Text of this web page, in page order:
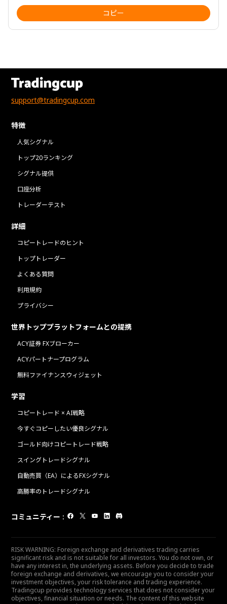
コピー
support@tradingcup.com
特徴
人気シグナル
トップ20ランキング
シグナル提供
口座分析
トレーダーテスト
詳細
コピートレードのヒント
トップトレーダー
よくある質問
利用規約
プライバシー
世界トッププラットフォームとの提携
ACY証券 FXブローカー
ACYパートナープログラム
無料ファイナンスウィジェット
学習
コピートレード × AI戦略
今すぐコピーしたい優良シグナル
ゴールド向けコピートレード戦略
スイングトレードシグナル
自動売買（EA）によるFXシグナル
高勝率のトレードシグナル
コミュニティー :
RISK WARNING: Foreign exchange and derivatives trading carries
significant risk and is not suitable for all investors. You do not own, or
have any interest in, the underlying assets. Before you decide to trade
foreign exchange and derivatives, we encourage you to consider your
investment objectives, your risk tolerance and trading experience.
Tradingcup provides technology services that does not consider your
objectives, financial situation or needs. The content of this website